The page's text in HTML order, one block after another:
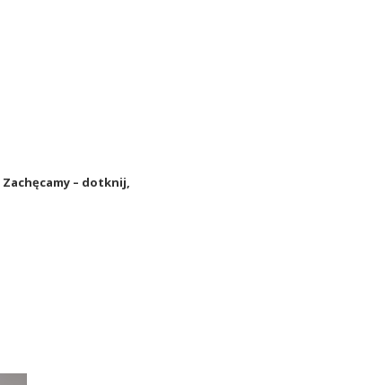
Zachęcamy – dotknij,